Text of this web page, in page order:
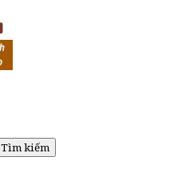
Tìm kiếm